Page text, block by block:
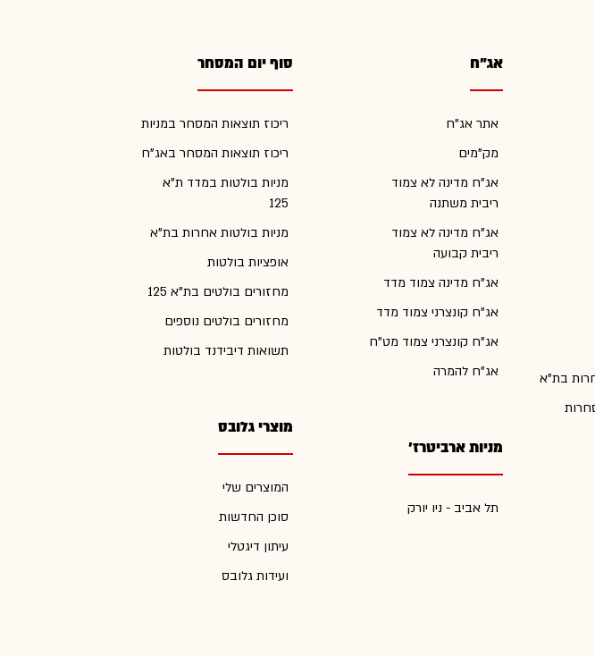
בת"א
אג"ח
אתר אג"ח
מק"מים
אג"ח מדינה לא צמוד
ריבית משתנה
אג"ח מדינה לא צמוד
ריבית קבועה
אג"ח מדינה צמוד מדד
אג"ח קונצרני צמוד מדד
אג"ח קונצרני צמוד מט"ח
אג"ח להמרה
מניות ארביטרז'
תל אביב - ניו יורק
סוף יום המסחר
ריכוז תוצאות המסחר במניות
ריכוז תוצאות המסחר באג"ח
מניות בולטות במדד ת"א
125
מניות בולטות אחרות בת"א
אופציות בולטות
מחזורים בולטים בת"א 125
מחזורים בולטים נוספים
תשואות דיבידנד בולטות
מוצרי גלובס
המוצרים שלי
סוכן החדשות
עיתון דיגטלי
ועידות גלובס